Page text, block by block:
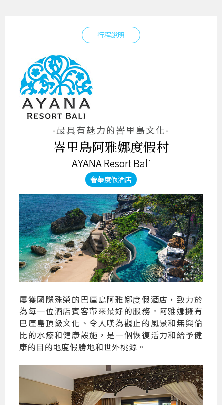
行程說明
-最具有魅力的峇里島文化-
峇里島阿雅娜度假村
AYANA Resort Bali
奢華度假酒店
屢獲國際殊榮的巴厘島阿雅娜度假酒店，致力於
為每一位酒店賓客帶來最好的服務。阿雅娜擁有
巴厘島頂級文化、令人嘆為觀止的風景和無與倫
比的水療和健康設施，是一個恢復活力和給予健
康的目的地度假勝地和世外桃源。